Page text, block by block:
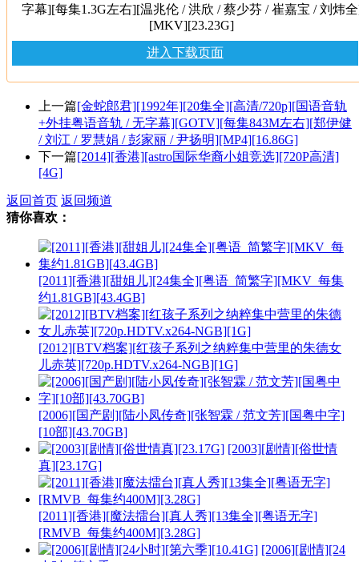
字幕][每集1.3G左右][温兆伦 / 洪欣 / 蔡少芬 / 崔嘉宝 / 刘炜
[MKV][23.23G]
进入下载页面
上一篇[金蛇郎君][1992年][20集全][高清/720p][国语音轨
+外挂粤语音轨 / 无字幕][GOTV][每集843M左右][郑伊健
/ 刘江 / 罗慧娟 / 彭家丽 / 尹扬明][MP4][16.86G]
下一篇[2014][香港][astro国际华裔小姐竞选][720P高清]
[4G]
返回首页 返回频道
猜你喜欢：
[2011][香港][甜姐儿][24集全][粤语_简繁字][MKV_每集
约1.81GB][43.4GB]
[2012][BTV档案][红孩子系列之纳粹集中营里的朱德女
儿赤英][720p.HDTV.x264-NGB][1G]
[2006][国产剧][陆小凤传奇][张智霖 / 范文芳][国粤中字]
[10部][43.70GB]
[2003][剧情][俗世情
真][23.17G]
[2011][香港][魔法擂台][真人秀][13集全][粤语无字]
[RMVB_每集约400M][3.28G]
[2006][剧情][24